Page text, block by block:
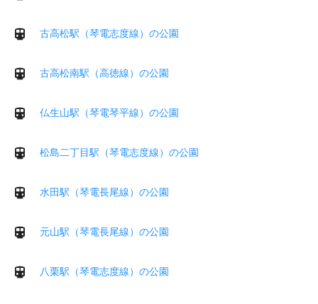
古高松駅（琴電志度線）の公園
古高松南駅（高徳線）の公園
仏生山駅（琴電琴平線）の公園
松島二丁目駅（琴電志度線）の公園
水田駅（琴電長尾線）の公園
元山駅（琴電長尾線）の公園
八栗駅（琴電志度線）の公園